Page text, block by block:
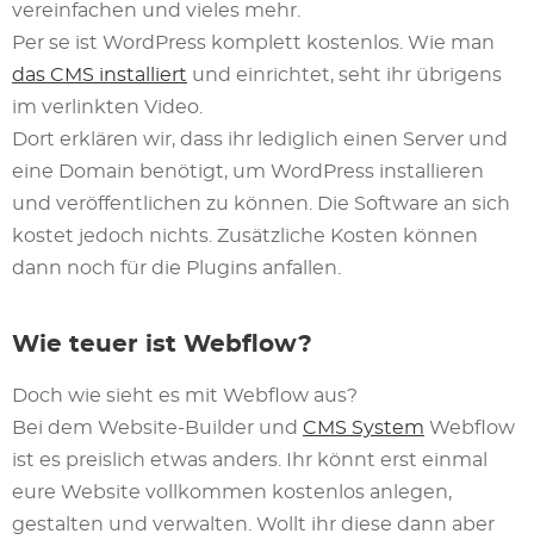
vereinfachen und vieles mehr.
Per se ist WordPress komplett kostenlos. Wie man
das CMS installiert und einrichtet, seht ihr übrigens
im verlinkten Video.
Dort erklären wir, dass ihr lediglich einen Server und
eine Domain benötigt, um WordPress installieren
und veröffentlichen zu können. Die Software an sich
kostet jedoch nichts. Zusätzliche Kosten können
dann noch für die Plugins anfallen.
Wie teuer ist Webflow?
Doch wie sieht es mit Webflow aus?
Bei dem Website-Builder und CMS System Webflow
ist es preislich etwas anders. Ihr könnt erst einmal
eure Website vollkommen kostenlos anlegen,
gestalten und verwalten. Wollt ihr diese dann aber